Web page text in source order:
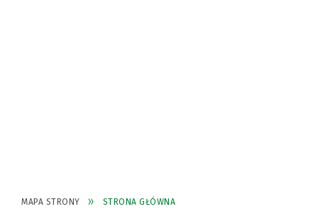
MAPA STRONY STRONA GŁÓWNA